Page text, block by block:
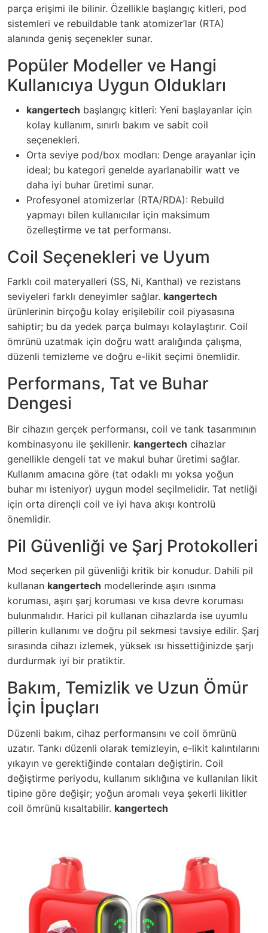
parça erişimi ile bilinir. Özellikle başlangıç kitleri, pod
sistemleri ve rebuildable tank atomizer’lar (RTA)
alanında geniş seçenekler sunar.
Popüler Modeller ve Hangi
Kullanıcıya Uygun Oldukları
kangertech başlangıç kitleri: Yeni başlayanlar için
kolay kullanım, sınırlı bakım ve sabit coil
seçenekleri.
Orta seviye pod/box modları: Denge arayanlar için
ideal; bu kategori genelde ayarlanabilir watt ve
daha iyi buhar üretimi sunar.
Profesyonel atomizerlar (RTA/RDA): Rebuild
yapmayı bilen kullanıcılar için maksimum
özelleştirme ve tat performansı.
Coil Seçenekleri ve Uyum
Farklı coil materyalleri (SS, Ni, Kanthal) ve rezistans
seviyeleri farklı deneyimler sağlar. kangertech
ürünlerinin birçoğu kolay erişilebilir coil piyasasına
sahiptir; bu da yedek parça bulmayı kolaylaştırır. Coil
ömrünü uzatmak için doğru watt aralığında çalışma,
düzenli temizleme ve doğru e-likit seçimi önemlidir.
Performans, Tat ve Buhar
Dengesi
Bir cihazın gerçek performansı, coil ve tank tasarımının
kombinasyonu ile şekillenir. kangertech cihazlar
genellikle dengeli tat ve makul buhar üretimi sağlar.
Kullanım amacına göre (tat odaklı mı yoksa yoğun
buhar mı isteniyor) uygun model seçilmelidir. Tat netliği
için orta dirençli coil ve iyi hava akışı kontrolü
önemlidir.
Pil Güvenliği ve Şarj Protokolleri
Mod seçerken pil güvenliği kritik bir konudur. Dahili pil
kullanan kangertech modellerinde aşırı ısınma
koruması, aşırı şarj koruması ve kısa devre koruması
bulunmalıdır. Harici pil kullanan cihazlarda ise uyumlu
pillerin kullanımı ve doğru pil sekmesi tavsiye edilir. Şarj
sırasında cihazı izlemek, yüksek ısı hissettiğinizde şarjı
durdurmak iyi bir pratiktir.
Bakım, Temizlik ve Uzun Ömür
İçin İpuçları
Düzenli bakım, cihaz performansını ve coil ömrünü
uzatır. Tankı düzenli olarak temizleyin, e-likit kalıntılarını
yıkayın ve gerektiğinde contaları değiştirin. Coil
değiştirme periyodu, kullanım sıklığına ve kullanılan likit
tipine göre değişir; yoğun aromalı veya şekerli likitler
coil ömrünü kısaltabilir. kangertech